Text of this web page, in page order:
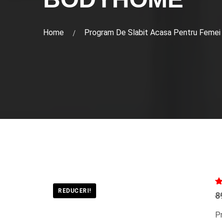
Home Program De Slabit Acasa Pentru Femei
REDUCERI!